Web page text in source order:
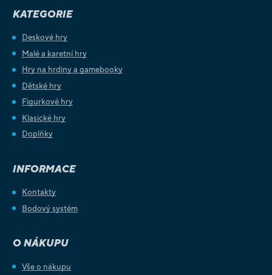
KATEGORIE
Deskové hry
Malé a karetní hry
Hry na hrdiny a gamebooky
Dětské hry
Figurkové hry
Klasické hry
Doplňky
INFORMACE
Kontakty
Bodový systém
O NÁKUPU
Vše o nákupu